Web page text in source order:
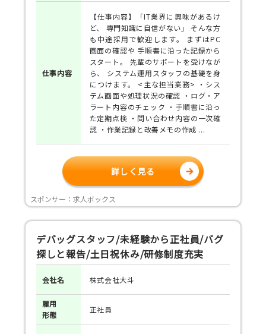
仕事内容
【仕事内容】「IT業界に興味があるけ
ど、 専門知識に自信がない」 そんな方
も中途採用で歓迎します。 まずはPC
画面の確認や 手順書に沿った記録から
スタート。 先輩のサポートを受けなが
ら、 システム運用スタッフの基礎を身
につけます。 <主な担当業務> ・シス
テム画面や処理状況の確認 ・ログ・ア
ラート内容のチェック ・手順書に沿っ
た定期点検 ・問い合わせ内容の一次確
認 ・作業記録と改善メモの作成 ...
詳しく見る
スポンサー：求人ボックス
デバッグスタッフ/未経験から正社員/バグ
探しと報告/土日祝休み/研修制度充実
会社名 株式会社大斗
雇用
形態
正社員